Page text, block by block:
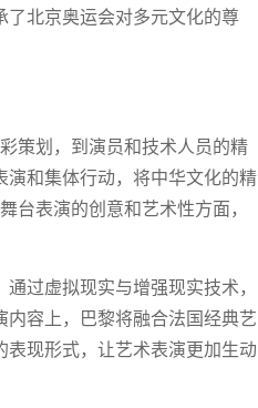
北京奥运会对多元文化的尊
策划，到演员和技术人员的精
和集体行动，将中华文化的精
表演的创意和艺术性方面，
过虚拟现实与增强现实技术，
容上，巴黎将融合法国经典艺
现形式，让艺术表演更加生动